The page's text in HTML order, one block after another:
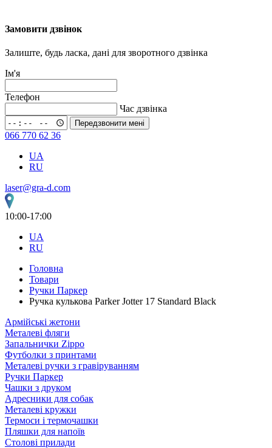
Замовити дзвінок
Залиште, будь ласка, дані для зворотного дзвінка
Ім'я
Телефон
Час дзвінка
Передзвонити мені
066 770 62 36
UA
RU
laser@gra-d.com
10:00-17:00
UA
RU
Головна
Товари
Ручки Паркер
Ручка кулькова Parker Jotter 17 Standard Black
Армійські жетони
Металеві фляги
Запальнички Zippo
Футболки з принтами
Металеві ручки з гравіруванням
Ручки Паркер
Чашки з друком
Адресники для собак
Металеві кружки
Термоси і термочашки
Пляшки для напоїв
Столові прилади